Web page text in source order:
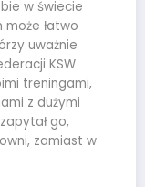
w świecie
może łatwo
uważnie
KSW
treningami,
z dużymi
go,
zamiast w